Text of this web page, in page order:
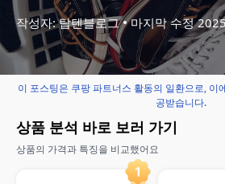
작성자: 탑텐블로그 마지막 수정
이 포스팅은 쿠팡 파트너스 활동의 일환으로, 이
공받습니다.
상품 분석 바로 보러 가기
상품의 가격과 특징을 비교했어요